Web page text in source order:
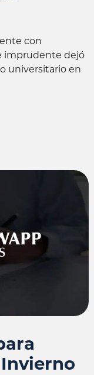
con
imprudente dejó
universitario en